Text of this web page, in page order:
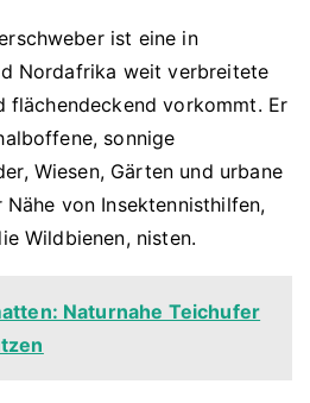
ist eine in
Nordafrika weit verbreitete
flächendeckend vorkommt. Er
sonnige
Wiesen, Gärten und urbane
von Insektennisthilfen,
Wildbienen, nisten.
Naturnahe Teichufer